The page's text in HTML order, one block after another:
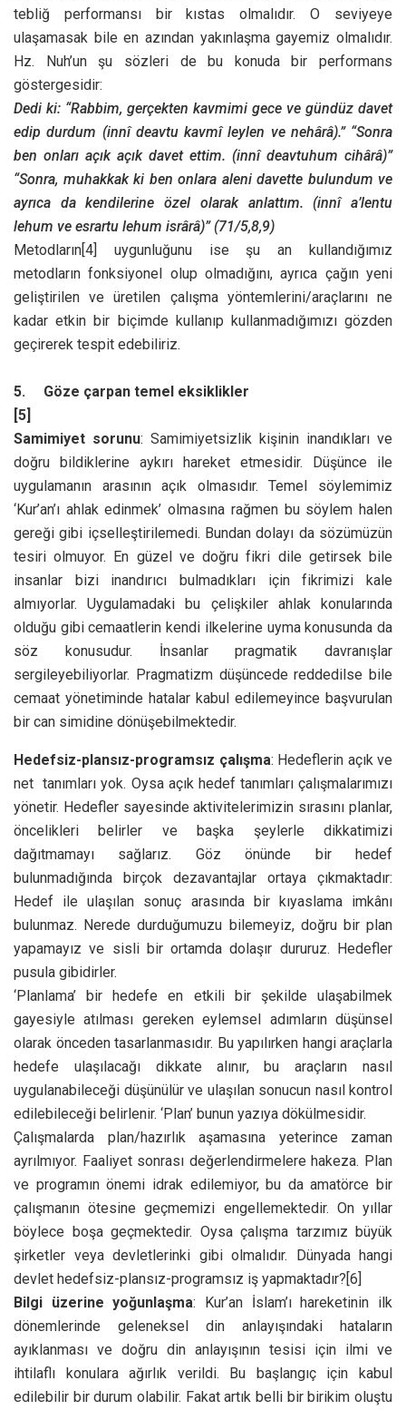
tebliğ performansı bir kıstas olmalıdır. O seviyeye
ulaşamasak bile en azından yakınlaşma gayemiz olmalıdır.
Hz. Nuh’un şu sözleri de bu konuda bir performans
göstergesidir:
Dedi ki: “Rabbim, gerçekten kavmimi gece ve gündüz davet
edip durdum (innî deavtu kavmî leylen ve nehârâ).” “Sonra
ben onları açık açık davet ettim. (innî deavtuhum cihârâ)”
“Sonra, muhakkak ki ben onlara aleni davette bulundum ve
ayrıca da kendilerine özel olarak anlattım. (innî a’lentu
lehum ve esrartu lehum isrârâ)” (71/5,8,9)
Metodların[4] uygunluğunu ise şu an kullandığımız
metodların fonksiyonel olup olmadığını, ayrıca çağın yeni
geliştirilen ve üretilen çalışma yöntemlerini/araçlarını ne
kadar etkin bir biçimde kullanıp kullanmadığımızı gözden
geçirerek tespit edebiliriz.
5. Göze çarpan temel eksiklikler
[5]
Samimiyet sorunu: Samimiyetsizlik kişinin inandıkları ve
doğru bildiklerine aykırı hareket etmesidir. Düşünce ile
uygulamanın arasının açık olmasıdır. Temel söylemimiz
‘Kur’an’ı ahlak edinmek’ olmasına rağmen bu söylem halen
gereği gibi içselleştirilemedi. Bundan dolayı da sözümüzün
tesiri olmuyor. En güzel ve doğru fikri dile getirsek bile
insanlar bizi inandırıcı bulmadıkları için fikrimizi kale
almıyorlar. Uygulamadaki bu çelişkiler ahlak konularında
olduğu gibi cemaatlerin kendi ilkelerine uyma konusunda da
söz konusudur. İnsanlar pragmatik davranışlar
sergileyebiliyorlar. Pragmatizm düşüncede reddedilse bile
cemaat yönetiminde hatalar kabul edilemeyince başvurulan
bir can simidine dönüşebilmektedir.
Hedefsiz-plansız-programsız çalışma: Hedeflerin açık ve
net tanımları yok. Oysa açık hedef tanımları çalışmalarımızı
yönetir. Hedefler sayesinde aktivitelerimizin sırasını planlar,
öncelikleri belirler ve başka şeylerle dikkatimizi
dağıtmamayı sağlarız. Göz önünde bir hedef
bulunmadığında birçok dezavantajlar ortaya çıkmaktadır:
Hedef ile ulaşılan sonuç arasında bir kıyaslama imkânı
bulunmaz. Nerede durduğumuzu bilemeyiz, doğru bir plan
yapamayız ve sisli bir ortamda dolaşır dururuz. Hedefler
pusula gibidirler.
‘Planlama’ bir hedefe en etkili bir şekilde ulaşabilmek
gayesiyle atılması gereken eylemsel adımların düşünsel
olarak önceden tasarlanmasıdır. Bu yapılırken hangi araçlarla
hedefe ulaşılacağı dikkate alınır, bu araçların nasıl
uygulanabileceği düşünülür ve ulaşılan sonucun nasıl kontrol
edilebileceği belirlenir. ‘Plan’ bunun yazıya dökülmesidir.
Çalışmalarda plan/hazırlık aşamasına yeterince zaman
ayrılmıyor. Faaliyet sonrası değerlendirmelere hakeza. Plan
ve programın önemi idrak edilemiyor, bu da amatörce bir
çalışmanın ötesine geçmemizi engellemektedir. On yıllar
böylece boşa geçmektedir. Oysa çalışma tarzımız büyük
şirketler veya devletlerinki gibi olmalıdır. Dünyada hangi
devlet hedefsiz-plansız-programsız iş yapmaktadır?[6]
Bilgi üzerine yoğunlaşma: Kur’an İslam’ı hareketinin ilk
dönemlerinde geleneksel din anlayışındaki hataların
ayıklanması ve doğru din anlayışının tesisi için ilmi ve
ihtilaflı konulara ağırlık verildi. Bu başlangıç için kabul
edilebilir bir durum olabilir. Fakat artık belli bir birikim oluştu